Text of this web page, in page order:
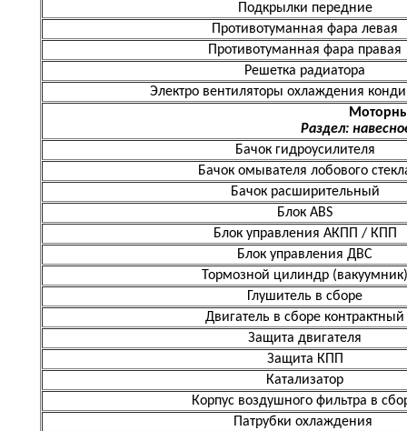
Подкрылки передние
Противотуманная фара левая
Противотуманная фара правая
Решетка радиатора
Электро вентиляторы охлаждения
Раздел:
Бачок гидроусилителя
Бачок омывателя лобового
Бачок расширительный
Блок ABS
Блок управления АКПП / КПП
Блок управления ДВС
Тормозной цилиндр
Глушитель в сборе
Двигатель в сборе контрактный
Защита двигателя
Защита КПП
Катализатор
Корпус воздушного фильтра в
Патрубки охлаждения